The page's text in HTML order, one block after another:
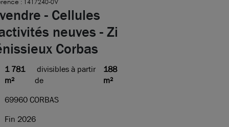
: 1417240-0V
- Cellules
neuves - Zi
Corbas
1 781
m²
divisibles à partir
de
188
m²
69960 CORBAS
Fin 2026